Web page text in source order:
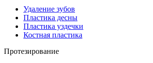
Удаление зубов
Пластика десны
Пластика уздечки
Костная пластика
Протезирование